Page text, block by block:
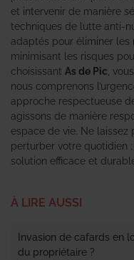
et intervenir de manière
techniques de lutte anti-
adaptés pour éliminer les
minimisant les risques
choisissant As de Pic ,
nous comprenons
approche respectueuse
agissons de manière
espace de vie. Ne
perturber votre quotidien
solution efficace et
À LIRE AUSSI
Invasion de cafards en
du propriétaire ?